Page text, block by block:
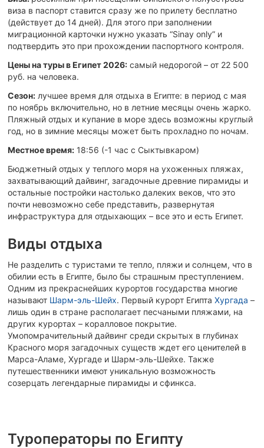
виза в паспорт ставится сразу же по прилету бесплатно
(действует до 14 дней). Для этого при заполнении
миграционной карточки нужно указать “Sinay only” и
подтвердить это при прохождении паспортного контроля.
Цены на туры в Египет 2026: самый недорогой – от 22 500
руб. на человека.
Сезон: лучшее время для отдыха в Египте: в период с мая
по ноябрь включительно, но в летние месяцы очень жарко.
Пляжный отдых и купание в море здесь возможны круглый
год, но в зимние месяцы может быть прохладно по ночам.
Местное время: 18:56 (-1 час c Сыктывкаром)
Бюджетный отдых у теплого моря на ухоженных пляжах,
захватывающий дайвинг, загадочные древние пирамиды и
остальные постройки настолько далеких веков, что это
почти невозможно себе представить, развернутая
инфраструктура для отдыхающих – все это и есть Египет.
Виды отдыха
Не разделить с туристами те тепло, пляжи и солнцем, что в
обилии есть в Египте, было бы страшным преступлением.
Одним из прекраснейших курортов государства многие
называют Шарм-эль-Шейх. Первый курорт Египта Хургада –
лишь один в стране располагает песчаными пляжами, на
других курортах – коралловое покрытие.
Умопомрачительный дайвинг среди скрытых в глубинах
Красного моря загадочных существ ждет его ценителей в
Марса-Аламе, Хургаде и Шарм-эль-Шейхе. Также
путешественники имеют уникальную возможность
созерцать легендарные пирамиды и сфинкса.
Туроператоры по Египту